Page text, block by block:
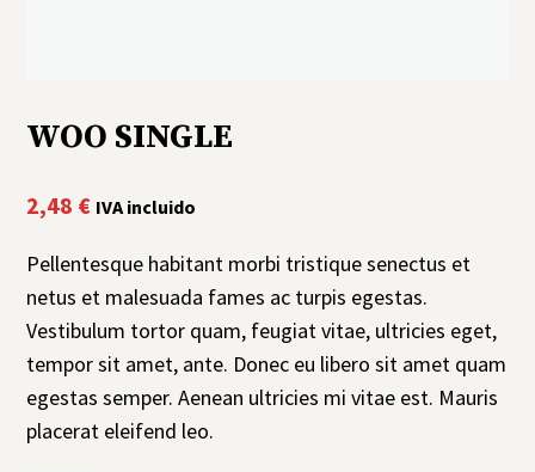
WOO SINGLE
2,48 € IVA incluido
Pellentesque habitant morbi tristique senectus et
netus et malesuada fames ac turpis egestas.
Vestibulum tortor quam, feugiat vitae, ultricies eget,
tempor sit amet, ante. Donec eu libero sit amet quam
egestas semper. Aenean ultricies mi vitae est. Mauris
placerat eleifend leo.